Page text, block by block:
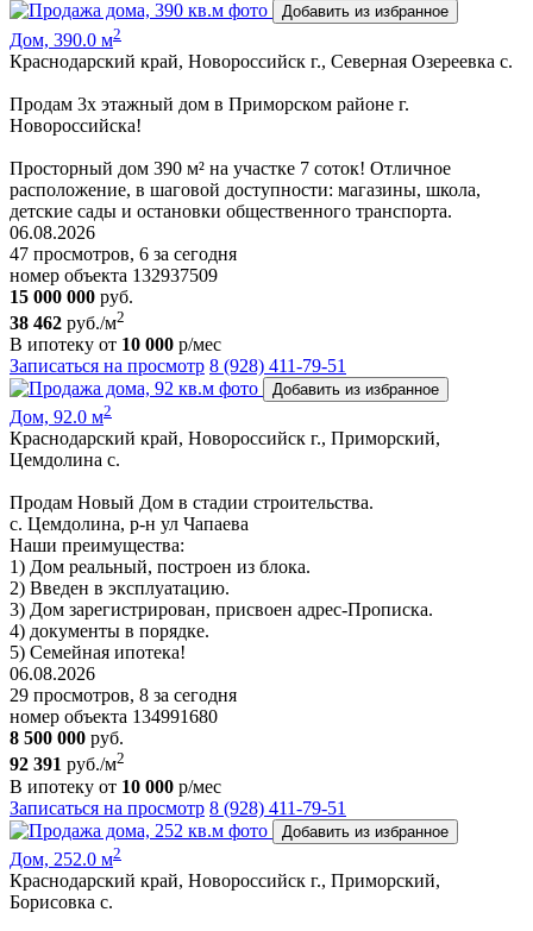
Добавить из избранное
Дом, 390.0 м2
Краснодарский край, Новороссийск г., Северная Озереевка с.
Продам 3х этажный дом в Приморском районе г.
Новоросcийскa!
Просторный дом 390 м² на участке 7 соток! Отличное
расположение, в шаговой доступности: магазины, школа,
детские сады и остановки общественного транспорта.
06.08.2026
47 просмотров, 6 за сегодня
номер объекта 132937509
15 000 000 руб.
38 462 руб./м2
В ипотеку от 10 000 р/мес
Записаться на просмотр 8 (928) 411-79-51
Добавить из избранное
Дом, 92.0 м2
Краснодарский край, Новороссийск г., Приморский,
Цемдолина с.
Продам Новый Дом в стадии строительства.
с. Цемдолина, р-н ул Чапаева
Наши преимущества:
1) Дoм peальный, построен из блока.
2) Введен в эксплуатацию.
3) Дoм зарегистрирован, присвоен адрес-Прописка.
4) документы в порядке.
5) Ceмeйнaя ипотека!
06.08.2026
29 просмотров, 8 за сегодня
номер объекта 134991680
8 500 000 руб.
92 391 руб./м2
В ипотеку от 10 000 р/мес
Записаться на просмотр 8 (928) 411-79-51
Добавить из избранное
Дом, 252.0 м2
Краснодарский край, Новороссийск г., Приморский,
Борисовка с.